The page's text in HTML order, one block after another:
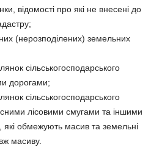
відомості про які не внесені до
(нерозподілених) земельних
сільськогосподарського
дорогами;
сільськогосподарського
лісовими смугами та іншими
обмежують масив та земельні
масиву.